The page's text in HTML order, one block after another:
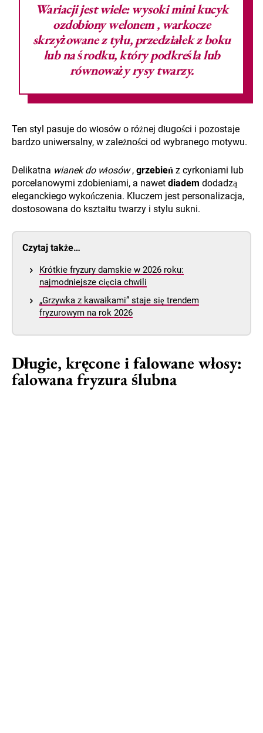
Wariacji jest wiele: wysoki minikucyk
ozdobionywelonem, warkocze
skrzyżowane z tyłu, przedziałek z boku
lub na środku, który podkreśla lub
równoważy rysy twarzy.
Ten styl pasuje do włosów o różnej długości i pozostaje
bardzo uniwersalny, w zależności od wybranego motywu.
Delikatna wianek do włosów, grzebień z cyrkoniami lub
porcelanowymi zdobieniami, a nawet diadem dodadzą
eleganckiego wykończenia. Kluczem jest personalizacja,
dostosowana do kształtu twarzy i stylu sukni.
Czytaj także…
Krótkie fryzury damskie w 2026 roku:
najmodniejsze cięcia chwili
„Grzywka z kawałkami” staje się trendem
fryzurowym na rok 2026
Długie, kręcone i falowane włosy:
falowana fryzura ślubna